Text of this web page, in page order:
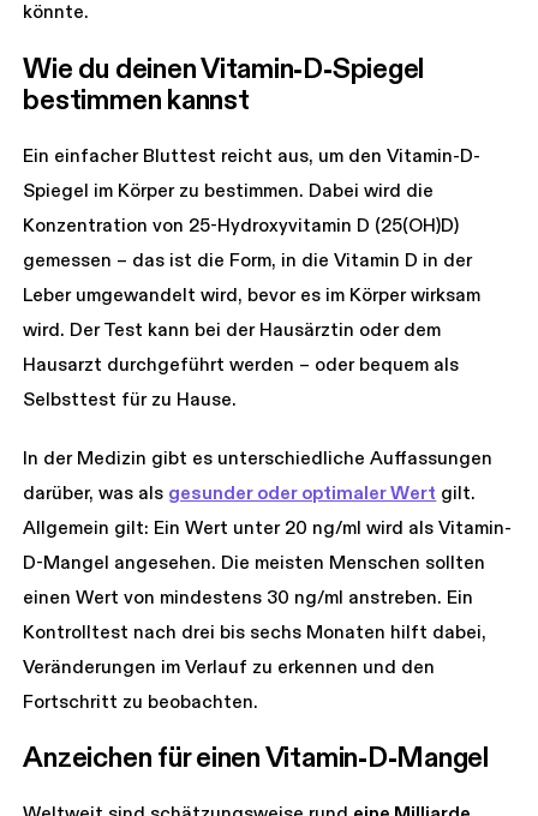
könnte.
Wie du deinen Vitamin-D-Spiegel
bestimmen kannst
Ein einfacher Bluttest reicht aus, um den Vitamin-D-
Spiegel im Körper zu bestimmen. Dabei wird die
Konzentration von 25-Hydroxyvitamin D (25(OH)D)
gemessen – das ist die Form, in die Vitamin D in der
Leber umgewandelt wird, bevor es im Körper wirksam
wird. Der Test kann bei der Hausärztin oder dem
Hausarzt durchgeführt werden – oder bequem als
Selbsttest für zu Hause.
In der Medizin gibt es unterschiedliche Auffassungen
darüber, was als gesunder oder optimaler Wert gilt.
Allgemein gilt: Ein Wert unter 20 ng/ml wird als Vitamin-
D-Mangel angesehen. Die meisten Menschen sollten
einen Wert von mindestens 30 ng/ml anstreben. Ein
Kontrolltest nach drei bis sechs Monaten hilft dabei,
Veränderungen im Verlauf zu erkennen und den
Fortschritt zu beobachten.
Anzeichen für einen Vitamin-D-Mangel